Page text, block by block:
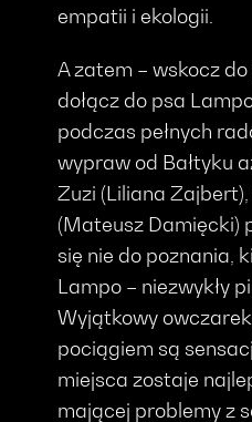
empatii i ekologii.
A zatem – wskocz
dołącz do psa
podczas pełnych
wypraw od Bałtyku
Zuzi (Liliana
(Mateusz Damięcki)
się nie do poznania,
Lampo – niezwykły
Wyjątkowy
pociągiem są
miejsca zostaje
mającej problemy z